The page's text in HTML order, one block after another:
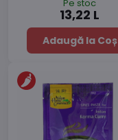
Pe stoc
13,22 L
Adaugă la Coș